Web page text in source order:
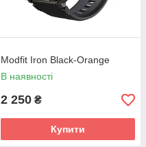
Modfit Iron Black-Orange
В наявності
2 250 ₴
Купити